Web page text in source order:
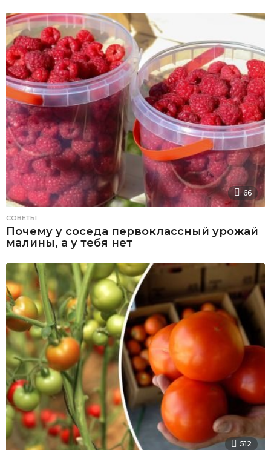
66
СОВЕТЫ
Почему у соседа первоклассный урожай
малины, а у тебя нет
512